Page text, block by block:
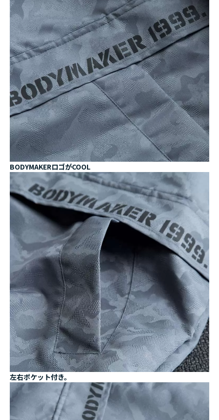
BODYMAKERロゴがCOOL
左右ポケット付き。